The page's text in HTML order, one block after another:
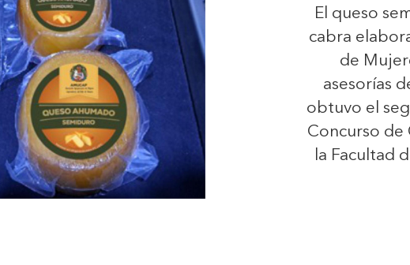
El queso
cabra
de
asesorías
obtuvo el
Concurso de
la Facultad